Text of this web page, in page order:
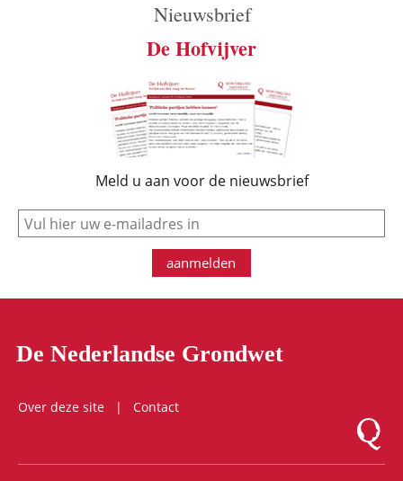
Nieuwsbrief
De Hofvijver
Meld u aan voor de nieuwsbrief
e-mail
aanmelden
De Nederlandse Grondwet
Over deze site
Contact
Logo